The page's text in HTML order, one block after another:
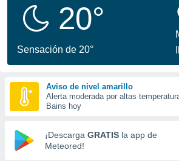
calidad.
a este
las
y
forma
digital
basada
20°
Sensación de 20°
Aviso de nivel amarillo
Alerta moderada por altas
Bains hoy
¡Descarga GRATIS la app de
Meteored!